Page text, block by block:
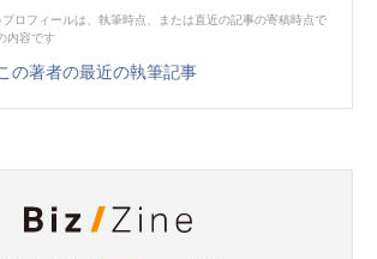
ロフィールは、執筆時点、または直近の記事の寄稿時点で
内容です
の著者の最近の執筆記事